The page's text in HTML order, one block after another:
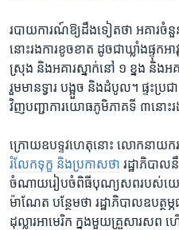
របាយ​ការណ៍​ឱ្យ​ដឹង​ទៀត​ថា​ អគារ​ចំនួ
នោះ​រងការ​ខូច​ខាត​ ដូច​ជា​ឃ្លាំង​ផ្ទុក​
ស្រុង ​និង​អគារ​ស្នាក់​នៅ​ ១ ​ខ្នង​ និង​អ
រួម​មាន​ទ្វារ ​បង្អួច​ និង​ដំបូល។ ​ផ្ទះ​ប្
វិញ​បញ្ជា​ការ​យោធ​ភូមិ​ភាគ​ទី ៣​នោះ​រ
ក្រោយ​ឧបទ្ទវ​ហេតុ​នោះ ​លោក​នាយក​រ
រំលែក​ទុក្ខ​ និង​ប្រកាស​ថា រដ្ឋាភិបា
ចំណាយ​រៀបចំ​ពិធី​បុណ្យ​សព​របស់​យ
ម៉ាណែត ​បន្ថែម​ថា ​រដ្ឋាភិបាល​ឧបត្
ដុល្លារ​អាមេរិក ​ក្នុង​មួយ​គ្រួសារ​